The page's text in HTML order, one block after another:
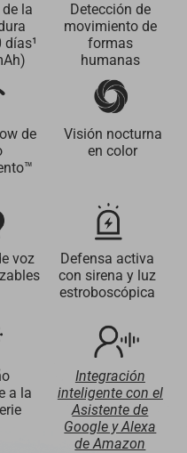
la
días¹
Detección de
movimiento de
formas
humanas
de
Visión nocturna
en color
voz
Defensa activa
con sirena y luz
estroboscópica
a la
Integración
inteligente con el
Asistente de
Google y Alexa
de Amazon